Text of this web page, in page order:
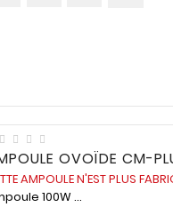
OVOÏDE CM-
AMPOULE N'EST PLUS
100W ...